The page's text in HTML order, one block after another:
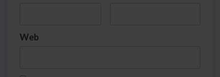
Web